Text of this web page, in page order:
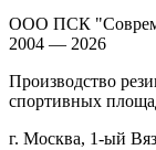
ООО ПСК
2004 — 2026
Производство
спортивных
г. Москва, 1-ый